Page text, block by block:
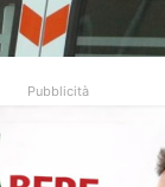
Pubblicità